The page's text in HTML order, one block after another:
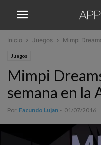
Inicio Juegos Mimpi
Juegos
Mimpi
semana en la
Por Facundo Lujan - 01/07/2016